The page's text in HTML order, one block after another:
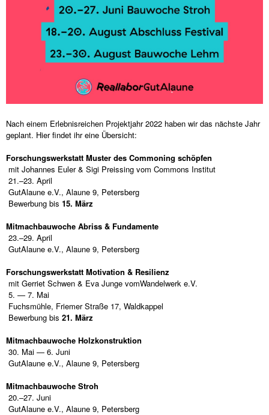
Nach einem Erlebnisreichen Projektjahr 2022 haben wir das nächste Jahr
geplant. Hier findet ihr eine Übersicht:
Forschungswerkstatt Muster des Commoning schöpfen
mit Johannes Euler & Sigi Preissing vom Commons Institut
21.–23. April
GutAlaune e.V., Alaune 9, Petersberg
Bewerbung bis 15. März
Mitmachbauwoche Abriss & Fundamente
23.–29. April
GutAlaune e.V., Alaune 9, Petersberg
Forschungswerkstatt Motivation & Resilienz
mit Gerriet Schwen & Eva Junge vomWandelwerk e.V.
5. — 7. Mai
Fuchsmühle, Friemer Straße 17, Waldkappel
Bewerbung bis 21. März
Mitmachbauwoche Holzkonstruktion
30. Mai — 6. Juni
GutAlaune e.V., Alaune 9, Petersberg
Mitmachbauwoche Stroh
20.–27. Juni
GutAlaune e.V., Alaune 9, Petersberg